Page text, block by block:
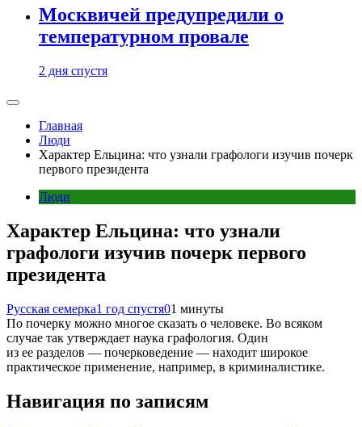
Москвичей предупредили о
температурном провале
2 дня спустя
Главная
Люди
Характер Ельцина: что узнали графологи изучив почерк
первого президента
Люди
Характер Ельцина: что узнали
графологи изучив почерк первого
президента
Русская семерка1 год спустя01 минуты
По почерку можно многое сказать о человеке. Во всяком
случае так утверждает наука графология. Один
из ее разделов — почерковедение — находит широкое
практическое применение, например, в криминалистике.
Навигация по записям